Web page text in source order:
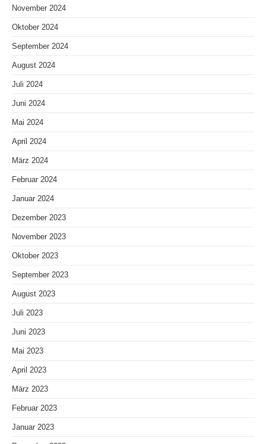
November 2024
Oktober 2024
September 2024
August 2024
Juli 2024
Juni 2024
Mai 2024
April 2024
März 2024
Februar 2024
Januar 2024
Dezember 2023
November 2023
Oktober 2023
September 2023
August 2023
Juli 2023
Juni 2023
Mai 2023
April 2023
März 2023
Februar 2023
Januar 2023